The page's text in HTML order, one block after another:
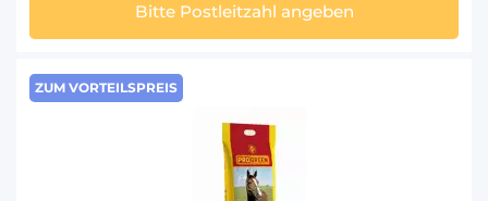
Bitte Postleitzahl angeben
ZUM VORTEILSPREIS